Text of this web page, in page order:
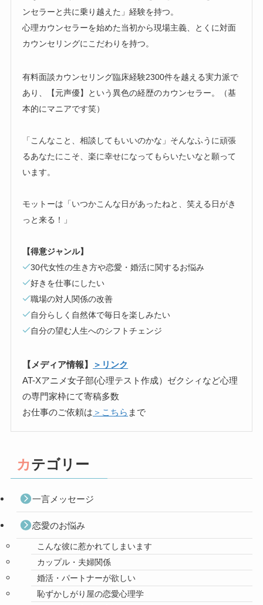
ンセラーと共に乗り越えた」経験を持つ。
心理カウンセラーを始めた当初から現場主義、とくに対面
カウンセリングにこだわりを持つ。
有料面談カウンセリング臨床経験2300件を越える実力派で
あり、【元声優】という異色の経歴のカウンセラー。（基
本的にマニアです笑）
「こんなこと、相談してもいいのかな」そんなふうに頑張
るあなたにこそ、楽に幸せになってもらいたいなと願って
います。
モットーは「いつかこんな日があったねと、笑える日がき
っと来る！」
【得意ジャンル】
30代女性の生き方や恋愛・婚活に関するお悩み
好きを仕事にしたい
職場の対人関係の改善
自分らしく自然体で毎日を楽しみたい
自分の望む人生へのシフトチェンジ
【メディア情報】
＞リンク
AT-Xアニメ女子部(心理テスト作成）ゼクシィなど心理
の専門家枠にて寄稿多数
お仕事のご依頼は ＞こちら まで
カテゴリー
一言メッセージ
恋愛のお悩み
こんな彼に惹かれてしまいます
カップル・夫婦関係
婚活・パートナーが欲しい
恥ずかしがり屋の恋愛心理学